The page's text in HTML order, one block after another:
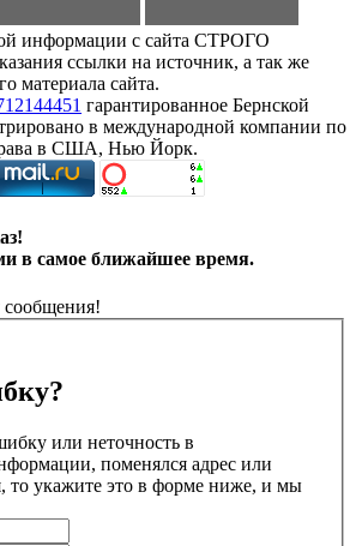
информации с сайта СТРОГО
ссылки на источник, а так же
материала сайта.
гарантированное Бернской
в международной компании по
в США, Нью Йорк.
в самое ближайшее время.
сообщения!
или неточность в
поменялся адрес или
то укажите это в форме ниже, и мы